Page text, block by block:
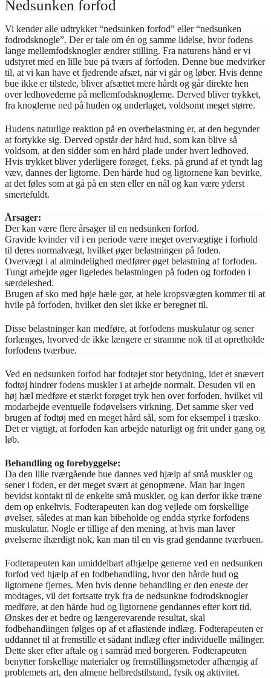
Nedsunken forfod
Vi kender alle udtrykket “nedsunken forfod” eller “nedsunken
fodrodsknogle”. Der er tale om én og samme lidelse, hvor fodens
lange mellemfodsknogler ændrer stilling. Fra naturens hånd er vi
udstyret med en lille bue på tværs af forfoden. Denne bue medvirker
til, at vi kan have et fjedrende afsæt, når vi går og løber. Hvis denne
bue ikke er tilstede, bliver afsættet mere hårdt og går direkte hen
over ledhovederne på mellemfodsknoglerne. Derved bliver trykket,
fra knoglerne ned på huden og underlaget, voldsomt meget større.
Hudens naturlige reaktion på en overbelastning er, at den begynder
at fortykke sig. Derved opstår der hård hud, som kan blive så
voldsom, at den sidder som en hård plade under hvert ledhoved.
Hvis trykket bliver yderligere forøget, f.eks. på grund af et tyndt lag
væv, dannes der ligtorne. Den hårde hud og ligtornene kan bevirke,
at det føles som at gå på en sten eller en nål og kan være yderst
smertefuldt.
Årsager:
Der kan være flere årsager til en nedsunken forfod.
Gravide kvinder vil i en periode være meget overvægtige i forhold
til deres normalvægt, hvilket øger belastningen på foden.
Overvægt i al almindelighed medfører øget belastning af forfoden.
Tungt arbejde øger ligeledes belastningen på foden og forfoden i
særdeleshed.
Brugen af sko med høje hæle gør, at hele kropsvægten kommer til at
hvile på forfoden, hvilket den slet ikke er beregnet til.
Disse belastninger kan medføre, at forfodens muskulatur og sener
forlænges, hvorved de ikke længere er stramme nok til at opretholde
forfodens tværbue.
Ved en nedsunken forfod har fodtøjet stor betydning, idet et snævert
fodtøj hindrer fodens muskler i at arbejde normalt. Desuden vil en
høj hæl medføre et stærkt forøget tryk hen over forfoden, hvilket vil
modarbejde eventuelle fodøvelsers virkning. Det samme sker ved
brugen af fodtøj med en meget hård sål, som for eksempel i træsko.
Det er vigtigt, at forfoden kan arbejde naturligt og frit under gang og
løb.
Behandling og forebyggelse:
Da den lille tværgående bue dannes ved hjælp af små muskler og
sener i foden, er det meget svært at genoptræne. Man har ingen
bevidst kontakt til de enkelte små muskler, og kan derfor ikke træne
dem op enkeltvis. Fodterapeuten kan dog vejlede om forskellige
øvelser, således at man kan bibeholde og endda styrke forfodens
muskulatur. Nogle er tillige af den mening, at hvis man laver
øvelserne ihærdigt nok, kan man til en vis grad gendanne tværbuen.
Fodterapeuten kan umiddelbart afhjælpe generne ved en nedsunken
forfod ved hjælp af en fodbehandling, hvor den hårde hud og
ligtornene fjernes. Men hvis denne behandling er den eneste der
modtages, vil det fortsatte tryk fra de nedsunkne fodrodsknogler
medføre, at den hårde hud og ligtornene gendannes efter kort tid.
Ønskes der et bedre og længerevarende resultat, skal
fodbehandlingen følges op af et aflastende indlæg. Fodterapeuten er
uddannet til at fremstille et sådant indlæg efter individuelle målinger.
Dette sker efter aftale og i samråd med borgeren. Fodterapeuten
benytter forskellige materialer og fremstillingsmetoder afhængig af
problemets art, den almene helbredstilstand, fysik og aktivitet.